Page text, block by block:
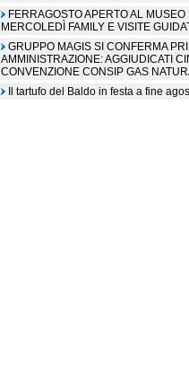
FERRAGOSTO APERTO AL
MERCOLEDÌ FAMILY E VISITE
GRUPPO MAGIS SI CONFERMA
AMMINISTRAZIONE: AGGIUDICATI
CONVENZIONE CONSIP GAS
Il tartufo del Baldo in festa a fine